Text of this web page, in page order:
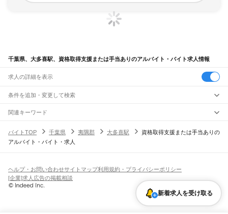
千葉県、大多喜駅、資格取得支援または手当ありのアルバイト・バイト求人情報
求人の詳細を表示
条件を追加・変更して検索
市区町村を追加・変更
千葉県すべて
千葉市 すべて
旭市習志野市柏市勝浦市市原市流山市八千代市我孫子市鴨川市鎌ケ谷市
君津市富津市浦安市 印西市白井市富里市南房総市
匝瑳市香取市 印旛郡 香取郡山武郡 長生郡夷隅郡
駅を追加・変更
JR中央・総武線
市川駅本八幡駅下総中山駅 津田沼駅
幕張駅
新検見川駅
職種を追加・変更
飲食・フードサービスすべて
ホールスタッフキッチンスタッフ
パン屋（ベーカリー）
バー（BAR）・バーテンダー
飲食店（店長・マネージャー）
人気
日払いOK高校生歓迎 髪型・髪色自由
留学生・外国人活躍中
雇用形態を追加・変更
関連キーワード
バイトTOP
千葉県 夷隅郡 大多喜駅
資格取得支援または手当ありの
アルバイト・バイト・求人
新着求人を受け取る
ヘルプ・お問い合わせサイトマップ利用規約・プライバシーポリシー
[企業]求人広告の掲載相談